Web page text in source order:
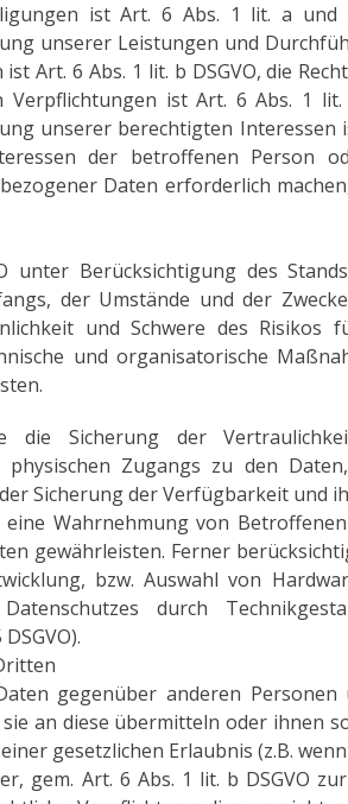
ist Art. 6 Abs. 1 lit. a und
unserer Leistungen und
Art. 6 Abs. 1 lit. b DSGVO, die
ist Art. 6 Abs. 1 lit.
unserer berechtigten Interessen
der betroffenen Person
Daten erforderlich
unter Berücksichtigung des
der Umstände und der
und Schwere des Risikos
und organisatorische
die Sicherung der
Zugangs zu den
Sicherung der Verfügbarkeit und
Wahrnehmung von
gewährleisten. Ferner
bzw. Auswahl von
durch
gegenüber anderen Personen
an diese übermitteln oder ihnen
gesetzlichen Erlaubnis (z.B.
gem. Art. 6 Abs. 1 lit. b DSGVO